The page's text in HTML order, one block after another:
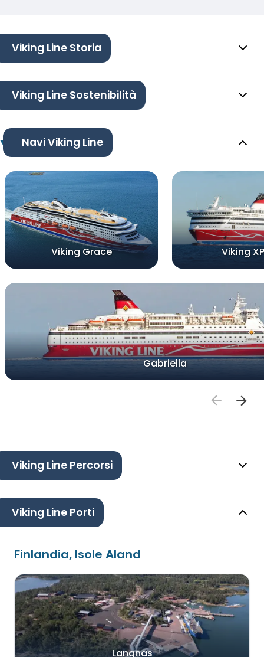
Viking Line Storia
Viking Line Sostenibilità
Navi Viking Line
Viking Grace Viking
Gabriella
Viking Line Percorsi
Viking Line Porti
Finlandia, Isole Aland
Langnas